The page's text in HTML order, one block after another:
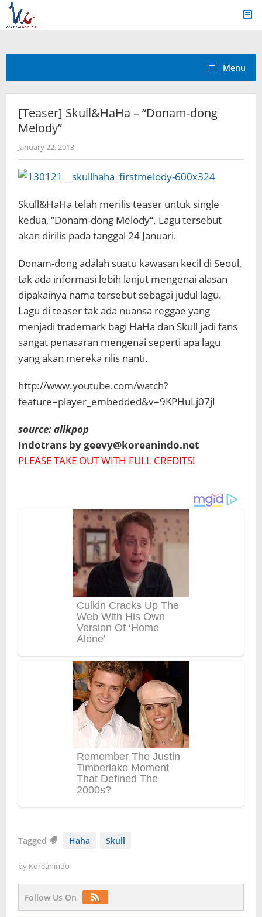
Skip
content
Menu
[Teaser] Skull&HaHa – “Donam-dong
Melody”
January 22, 2013by
Koreanindo
Skull&HaHa telah merilis teaser untuk single
kedua, “Donam-dong Melody“. Lagu tersebut
akan dirilis pada tanggal 24 Januari.
Donam-dong adalah suatu kawasan kecil di Seoul,
tak ada informasi lebih lanjut mengenai alasan
dipakainya nama tersebut sebagai judul lagu.
Lagu di teaser tak ada nuansa reggae yang
menjadi trademark bagi HaHa dan Skull jadi fans
sangat penasaran mengenai seperti apa lagu
yang akan mereka rilis nanti.
http://www.youtube.com/watch?
feature=player_embedded&v=9KPHuLj07jI
source: allkpop
Indotrans by geevy@koreanindo.net
PLEASE TAKE OUT WITH FULL CREDITS!
Tagged Haha Skull
by Koreanindo
Follow Us On